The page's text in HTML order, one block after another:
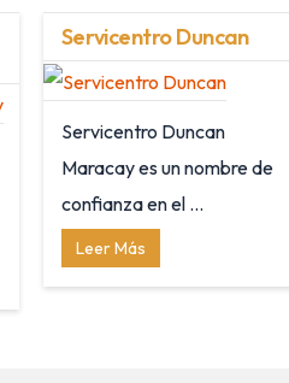
Servicentro Duncan
Servicentro Duncan
Maracay es un nombre de
confianza en el ...
Leer Más